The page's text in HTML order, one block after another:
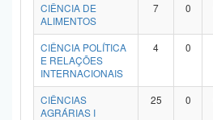
CIÊNCIA DE
ALIMENTOS
7 0
CIÊNCIA POLÍTICA
E RELAÇÕES
INTERNACIONAIS
4 0
CIÊNCIAS
AGRÁRIAS I
25 0